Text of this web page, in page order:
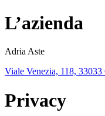
L’azienda
Adria Aste
Viale Venezia, 118,
Privacy